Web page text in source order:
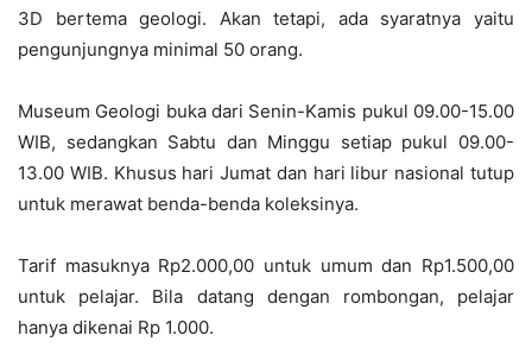
3D bertema geologi. Akan tetapi, ada syaratnya yaitu
pengunjungnya minimal 50 orang.
Museum Geologi buka dari Senin-Kamis pukul 09.00-15.00
WIB, sedangkan Sabtu dan Minggu setiap pukul 09.00-
13.00 WIB. Khusus hari Jumat dan hari libur nasional tutup
untuk merawat benda-benda koleksinya.
Tarif masuknya Rp2.000,00 untuk umum dan Rp1.500,00
untuk pelajar. Bila datang dengan rombongan, pelajar
hanya dikenai Rp 1.000.